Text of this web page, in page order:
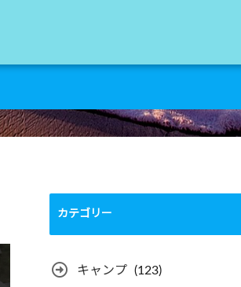
カテゴリー
キャンプ (123)